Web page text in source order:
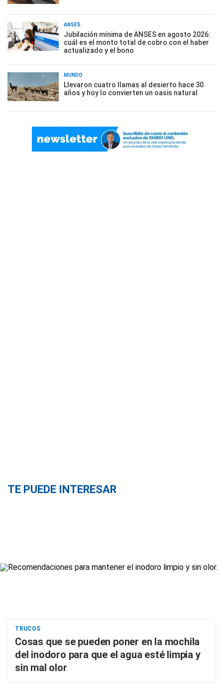
ANSES
Jubilación mínima de ANSES en agosto 2026:
cuál es el monto total de cobro con el haber
actualizado y el bono
MUNDO
Llevaron cuatro llamas al desierto hace 30
años y hoy lo convierten un oasis natural
TE PUEDE INTERESAR
TRUCOS
Cosas que se pueden poner en la mochila
del inodoro para que el agua esté limpia y
sin mal olor